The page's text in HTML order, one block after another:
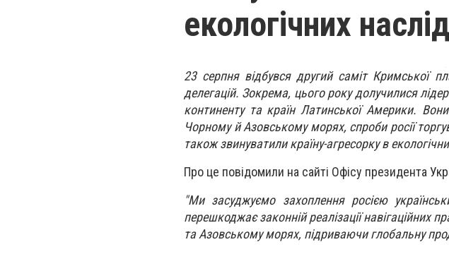
екологічних
23 серпня відбувся другий саміт Кримської
делегацій. Зокрема, цього року долучилися
континенту та країн Латинської Америки.
Чорному й Азовському морях, спроби росії
також звинуватили країну-агресорку в
Про це повідомили на сайті Офісу президента
"Ми засуджуємо захоплення росією
перешкоджає законній реалізації навігаційних
та Азовському морях, підриваючи глобальну